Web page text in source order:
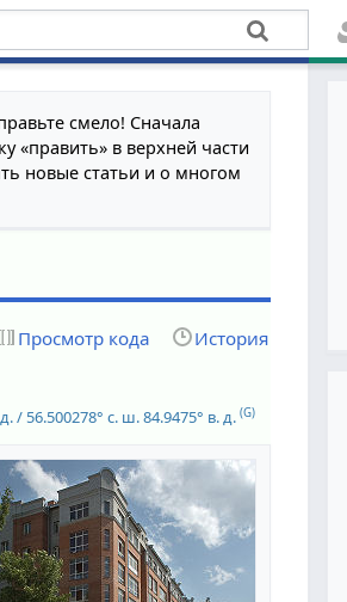
смело! Сначала
«править» в верхней части
новые статьи и о многом
Просмотр кода История
/ 56.500278° с. ш.84.9475° в. д. (G)